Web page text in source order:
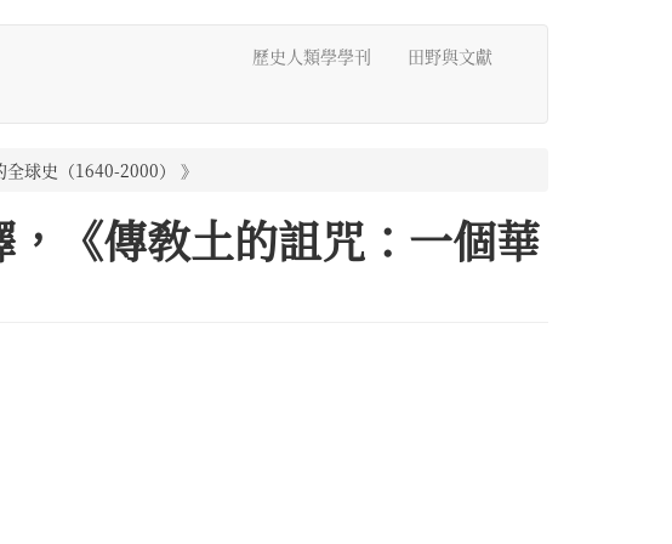
歷史人類學學刊 田野與文獻
球史（1640-2000） 》
《傳敎土的詛咒：一個華